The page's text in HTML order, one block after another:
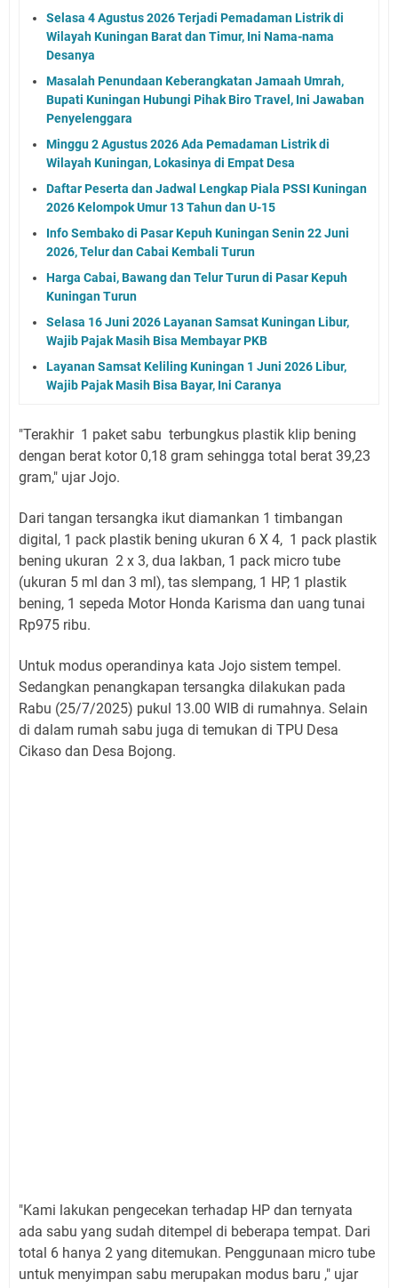
Selasa 4 Agustus 2026 Terjadi Pemadaman Listrik di
Wilayah Kuningan Barat dan Timur, Ini Nama-nama
Desanya
Masalah Penundaan Keberangkatan Jamaah Umrah,
Bupati Kuningan Hubungi Pihak Biro Travel, Ini Jawaban
Penyelenggara
Minggu 2 Agustus 2026 Ada Pemadaman Listrik di
Wilayah Kuningan, Lokasinya di Empat Desa
Daftar Peserta dan Jadwal Lengkap Piala PSSI Kuningan
2026 Kelompok Umur 13 Tahun dan U-15
Info Sembako di Pasar Kepuh Kuningan Senin 22 Juni
2026, Telur dan Cabai Kembali Turun
Harga Cabai, Bawang dan Telur Turun di Pasar Kepuh
Kuningan Turun
Selasa 16 Juni 2026 Layanan Samsat Kuningan Libur,
Wajib Pajak Masih Bisa Membayar PKB
Layanan Samsat Keliling Kuningan 1 Juni 2026 Libur,
Wajib Pajak Masih Bisa Bayar, Ini Caranya
"Terakhir 1 paket sabu terbungkus plastik klip bening
dengan berat kotor 0,18 gram sehingga total berat 39,23
gram," ujar Jojo.
Dari tangan tersangka ikut diamankan 1 timbangan
digital, 1 pack plastik bening ukuran 6 X 4, 1 pack plastik
bening ukuran 2 x 3, dua lakban, 1 pack micro tube
(ukuran 5 ml dan 3 ml), tas slempang, 1 HP, 1 plastik
bening, 1 sepeda Motor Honda Karisma dan uang tunai
Rp975 ribu.
Untuk modus operandinya kata Jojo sistem tempel.
Sedangkan penangkapan tersangka dilakukan pada
Rabu (25/7/2025) pukul 13.00 WIB di rumahnya. Selain
di dalam rumah sabu juga di temukan di TPU Desa
Cikaso dan Desa Bojong.
"Kami lakukan pengecekan terhadap HP dan ternyata
ada sabu yang sudah ditempel di beberapa tempat. Dari
total 6 hanya 2 yang ditemukan. Penggunaan micro tube
untuk menyimpan sabu merupakan modus baru ," ujar